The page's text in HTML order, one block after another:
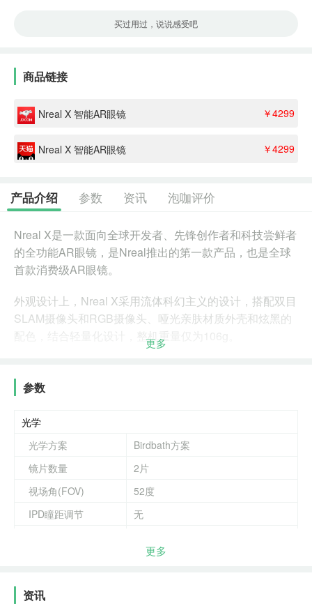
买过用过，说说感受吧
商品链接
Nreal X 智能AR眼镜 ￥4299
Nreal X 智能AR眼镜 ￥4299
产品介绍 参数 资讯 泡咖评价
Nreal X是一款面向全球开发者、先锋创作者和科技尝鲜者
的全功能AR眼镜，是Nreal推出的第一款产品，也是全球
首款消费级AR眼镜。
外观设计上，Nreal X采用流体科幻主义的设计，搭配双目
SLAM摄像头和RGB摄像头、哑光亲肤材质外壳和炫黑的
配色，结合轻量化设计，整机重量仅为106g。
6DoF（自由度）空间定位智能算法所打造的AR六度全真
组合，便可在精度和稳定性方面比拟高成本企业级AR头
显，能够让用户在其中感受到真实的空间融合、真实的体
感交互、探索全场景AR应用。
Nreal X为六度全真AR空间提供了纯粹的6DoF原生AR体
的AR游戏、AR影视、AR教育、AR社交、AR办公、AR
更多
参数
光学
光学方案
Birdbath方案
镜片数量
2片
视场角(FOV)
52度
IPD瞳距调节
无
更多
资讯